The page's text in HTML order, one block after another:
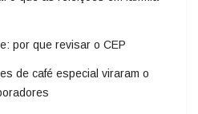
por que revisar o CEP
de café especial viraram o